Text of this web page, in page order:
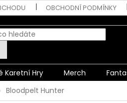
OBCHODNÍ PODMÍNKY
Karetní Hry Merch
Bloodpelt Hunter